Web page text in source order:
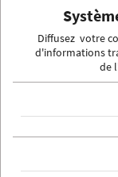
Diffusez votre
d'informations
de